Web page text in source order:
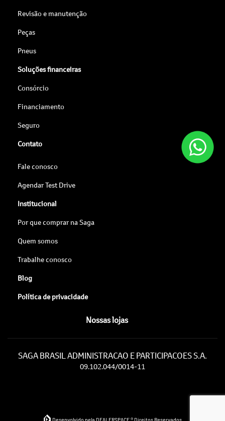
Revisão e manutenção
Peças
Pneus
Soluções financeiras
Consórcio
Financiamento
Seguro
Contato
Fale conosco
Agendar Test Drive
Institucional
Por que comprar na Saga
Quem somos
Trabalhe conosco
Blog
Política de privacidade
Nossas lojas
SAGA BRASIL ADMINISTRACAO E PARTICIPACOES S.A.
09.102.044/0014-11
Desenvolvido pela DEALERSPACE ® Direitos Reservados.